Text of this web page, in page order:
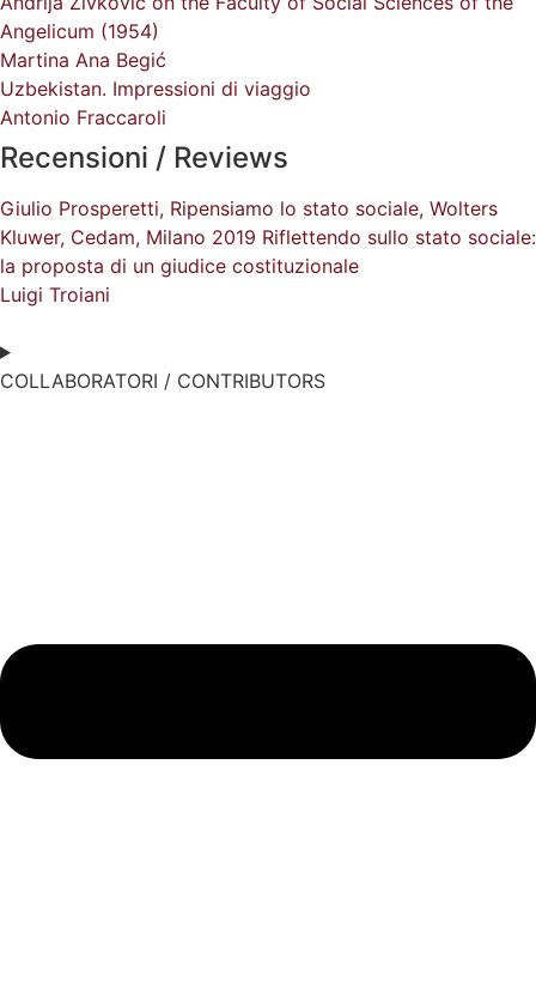
Angelicum (1954)
Martina Ana Begić
Uzbekistan. Impressioni di viaggio
Antonio Fraccaroli
Recensioni / Reviews
Giulio Prosperetti, Ripensiamo lo stato sociale, Wolters
Kluwer, Cedam, Milano 2019 Riflettendo sullo stato sociale:
la proposta di un giudice costituzionale
Luigi Troiani
COLLABORATORI / CONTRIBUTORS